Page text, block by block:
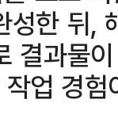
성한 뒤,
결과물
업 경